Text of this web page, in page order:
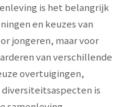
is het belangrijk
en keuzes van
jongeren, maar voor
van verschillende
overtuigingen,
is